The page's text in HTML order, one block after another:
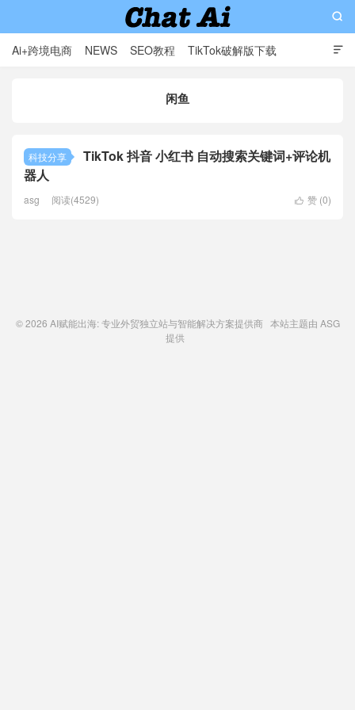

Ai+跨境电商 NEWS SEO教程 TikTok破解版下载

闲鱼
科技分享
TikTok 抖音 小红书 自动搜索关键词+评论机
器人
 赞 (0)
asg 阅读(4529)
© 2026 AI赋能出海: 专业外贸独立站与智能解决方案提供商本站主题由 ASG
提供